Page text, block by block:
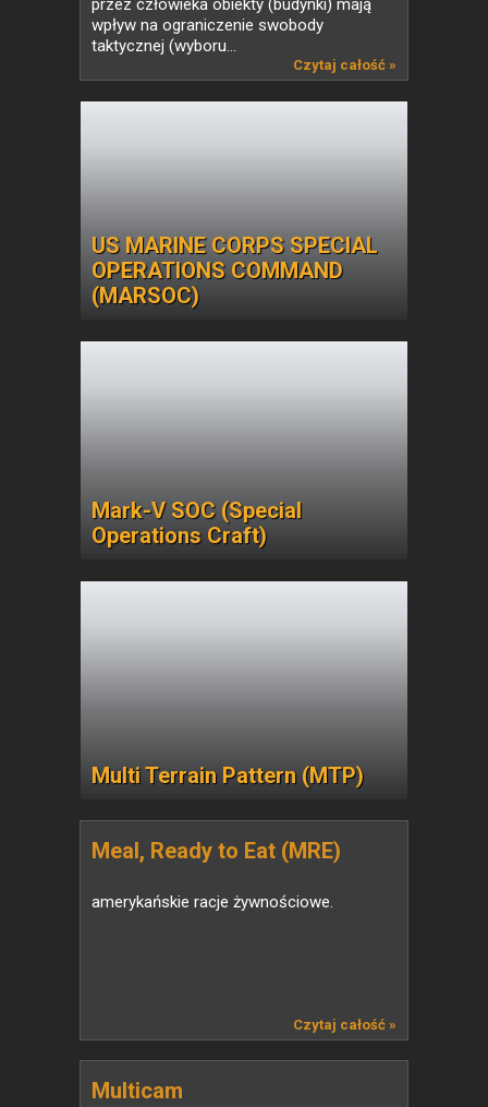
przez człowieka obiekty (budynki) mają
wpływ na ograniczenie swobody
taktycznej (wyboru...
Czytaj całość »
US MARINE CORPS SPECIAL
OPERATIONS COMMAND
(MARSOC)
Mark-V SOC (Special
Operations Craft)
Multi Terrain Pattern (MTP)
Meal, Ready to Eat (MRE)
amerykańskie racje żywnościowe.
Czytaj całość »
Multicam